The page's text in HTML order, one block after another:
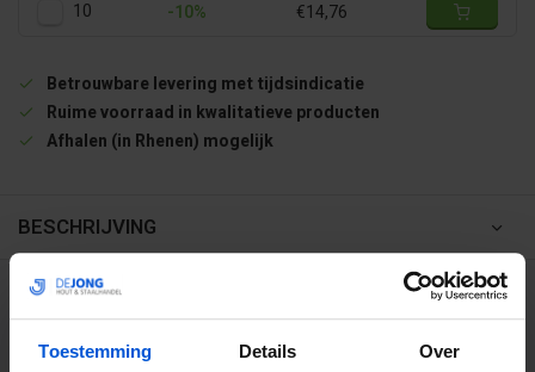
Toestemming Details Over
10
-10% €14,76
Betrouwbare levering met tijdsindicatie
Ruime voorraad in kwalitatieve producten
Afhalen (in Rhenen) mogelijk
BESCHRIJVING
WIJ HELPEN JE GRAAG